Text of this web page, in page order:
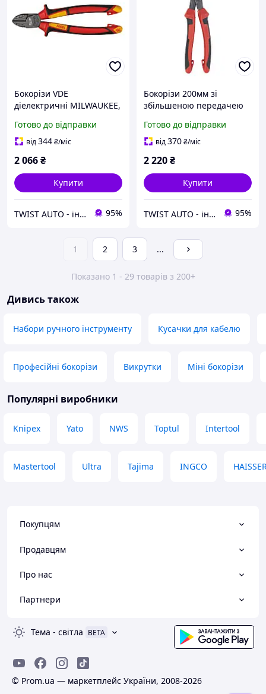
Бокорізи VDE
діелектричні MILWAUKEE,
4932464568
Готово до відправки
від344₴/міс
2 066₴
Купити
TWIST AUTO - інструмент за доступною ціною 95%
Бокорізи 200мм зі
збільшеною передачею
Готово до відправки
від370₴/міс
2 220₴
Купити
TWIST AUTO - інструмент за доступною ціною 95%
1 2 3 ...
Показано 1 - 29 товарів з 200+
Дивись також
Набори ручного інструменту Кусачки для кабелю
Професійні бокорізи Викрутки Міні бокорізи
Популярні виробники
Knipex Yato NWS Toptul Intertool
Mastertool Ultra Tajima INGCO
Покупцям
Продавцям
Про нас
Партнери
Тема - світла BETA
© Prom.ua — маркетплейс України, 2008-2026